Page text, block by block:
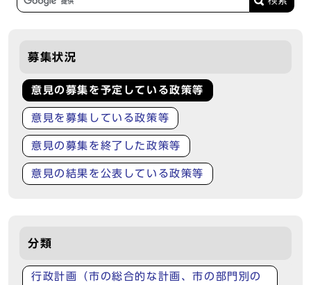
募集状況
意見の募集を予定している政策等
意見を募集している政策等
意見の募集を終了した政策等
意見の結果を公表している政策等
分類
行政計画（市の総合的な計画、市の部門別の